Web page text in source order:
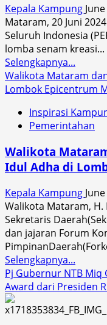
SMKN
1
Edukasi
dan
Kepala Kampung
Mataram, 20 Juni
Seluruh Indonesia
lomba senam kreasi...
Selengkapnya...
more
about
Sehat,
Kita
Walikota Mataram
Lombok Epicentrum
Inspirasi
Pemerintahan
Walikota
Idul Adha di
Kepala Kampung
Walikota Mataram,
Sekretaris
dan jajaran Forum
Selengkapnya...
more
about
Pj Gubernur NTB Miq
Award dari Presiden